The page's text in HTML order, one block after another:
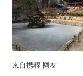
来自携程 网友